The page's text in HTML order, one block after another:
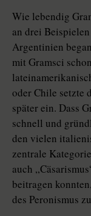
Wie lebendig
an drei
Argentinien
mit Gramsci
oder Chile setzte
später ein. Dass
schnell und
den vielen
zentrale
auch
beitragen
des Peronismus